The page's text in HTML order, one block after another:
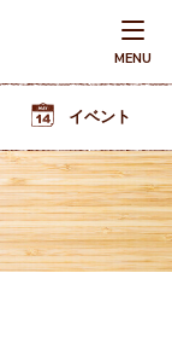
MENU
イベント